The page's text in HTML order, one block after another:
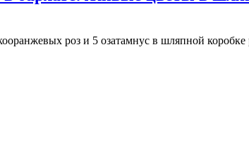
роз и 5 озатамнус в шляпной